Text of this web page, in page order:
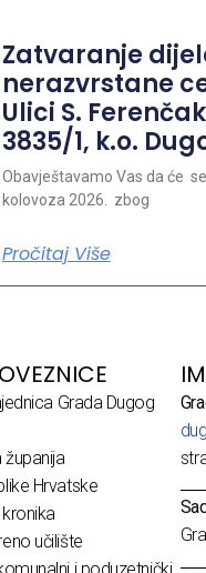
Zatvaranje
nerazvrstane
Ulici S.
3835/1, k.o.
Obavještavamo Vas da će se
kolovoza 2026. zbog
Pročitaj Više
Grada Dugog
Hrvatske
učilište